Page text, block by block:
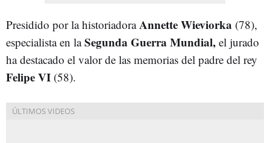
Presidido por la historiadoraAnnette Wieviorka (78),
especialista en laSegunda Guerra Mundial, el jurado
ha destacado el valor de las memorias del padre del rey
Felipe VI (58).